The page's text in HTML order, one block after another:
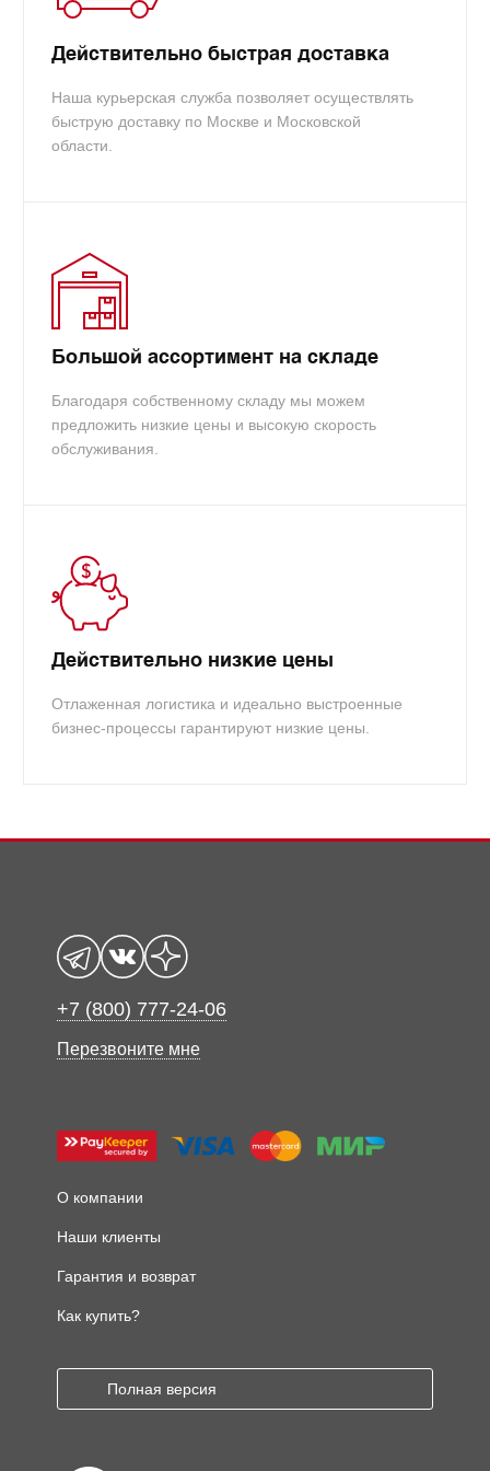
Действительно быстрая доставка
Наша курьерская служба позволяет осуществлять
быструю доставку по Москве и Московской
области.
Большой ассортимент на складе
Благодаря собственному складу мы можем
предложить низкие цены и высокую скорость
обслуживания.
Действительно низкие цены
Отлаженная логистика и идеально выстроенные
бизнес-процессы гарантируют низкие цены.
+7 (800) 777-24-06
Перезвоните мне
О компании
Наши клиенты
Гарантия и возврат
Как купить?
Полная версия